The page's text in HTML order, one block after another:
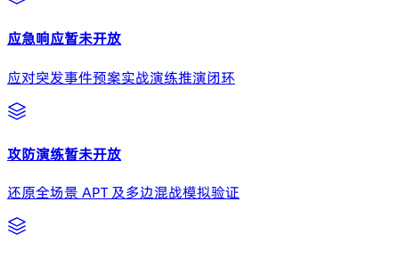
应急响应暂未开放
应对突发事件预案实战演练推演闭环
攻防演练暂未开放
还原全场景 APT 及多边混战模拟验证